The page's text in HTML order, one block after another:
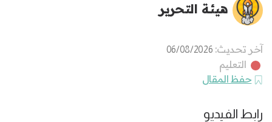
هيئة التحرير
آخر تحديث: 06/08/2026
التعليم
حفظ المقال
رابط الفيديو